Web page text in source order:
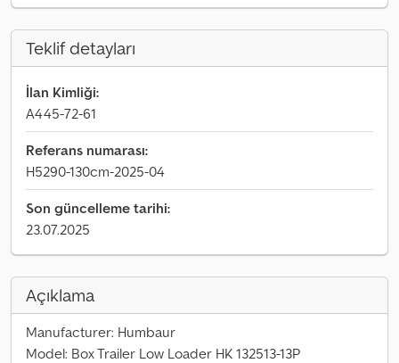
Teklif detayları
İlan Kimliği:
A445-72-61
Referans numarası:
H5290-130cm-2025-04
Son güncelleme tarihi:
23.07.2025
Açıklama
Manufacturer: Humbaur
Model: Box Trailer Low Loader HK 132513-13P